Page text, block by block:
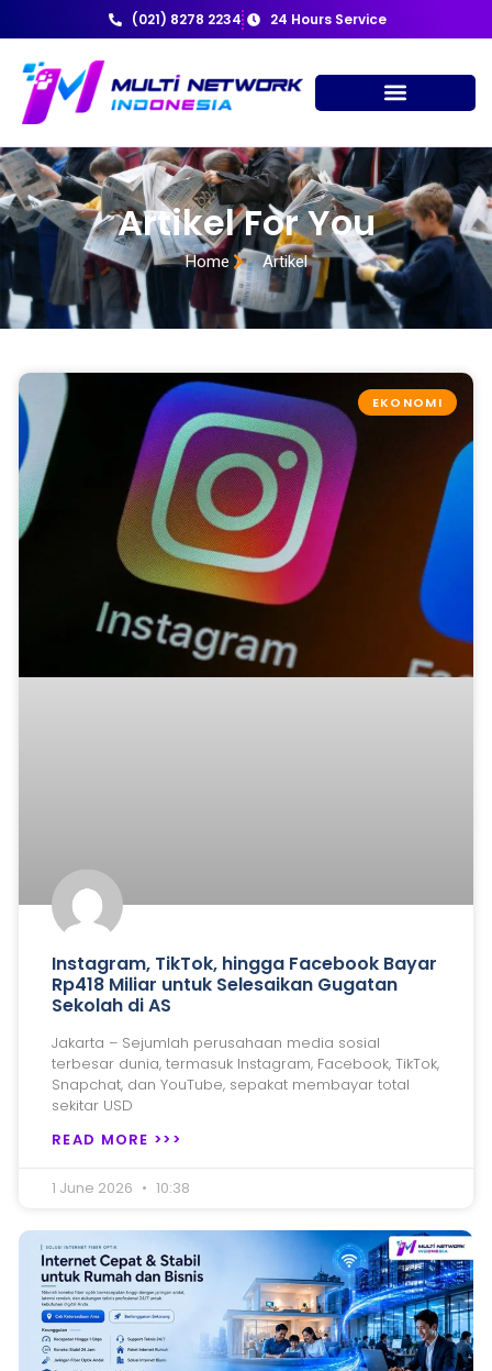
(021) 8278 2234 24 Hours Service
Artikel For You
Home Artikel
EKONOMI
Instagram, TikTok, hingga Facebook Bayar
Rp418 Miliar untuk Selesaikan Gugatan
Sekolah di AS
Jakarta – Sejumlah perusahaan media sosial
terbesar dunia, termasuk Instagram, Facebook, TikTok,
Snapchat, dan YouTube, sepakat membayar total
sekitar USD
READ MORE >>>
1 June 2026 10:38